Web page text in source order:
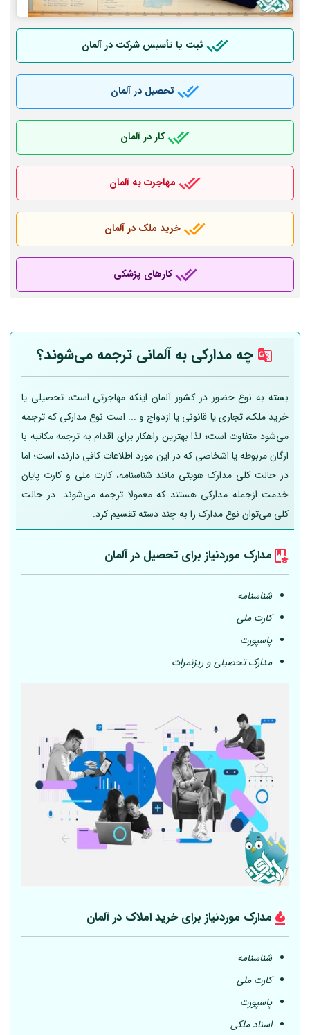
ثبت یا تأسیس شرکت در آلمان
تحصیل در آلمان
کار در آلمان
مهاجرت به آلمان
خرید ملک در آلمان
کارهای پزشکی
چه مدارکی بهآلمانی ترجمه می‌شوند؟
بسته به نوع حضور در کشور آلمان اینکه مهاجرتی است، تحصیلی یا
خرید ملک، تجاری یا قانونی یا ازدواج و ... است نوع مدارکی که ترجمه
می‌شود متفاوت است؛ لذا بهترین راهکار برای اقدام به ترجمه مکاتبه با
ارگان مربوطه یا اشخاصی که در این مورد اطلاعات کافی دارند، است؛ اما
در حالت کلی مدارک هویتی مانند شناسنامه، کارت ملی و کارت پایان
خدمت ازجمله مدارکی هستند که معمولا ترجمه می‌شوند. در حالت
کلی می‌توان نوع مدارک را به چند دسته تقسیم کرد.
مدارک موردنیاز برای تحصیل درآلمان
شناسنامه
کارت ملی
پاسپورت
مدارک تحصیلی و ریزنمرات
مدارک موردنیاز برای خرید املاک درآلمان
شناسنامه
کارت ملی
پاسپورت
اسناد ملکی